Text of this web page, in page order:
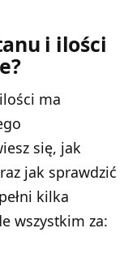
i ilości
ma
się, jak
jak sprawdzić
kilka
wszystkim za: